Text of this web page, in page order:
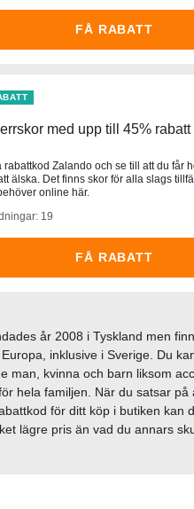
FÅ RABATT
med upp till 45%
rabattkod Zalando och se till att du får
älska. Det finns skor för alla slags
online här.
19
FÅ RABATT
år 2008 i Tyskland men
inklusive i Sverige. Du
man, kvinna och barn liksom
hela familjen. När du satsar på
för ditt köp i butiken kan
lägre pris än vad du annars